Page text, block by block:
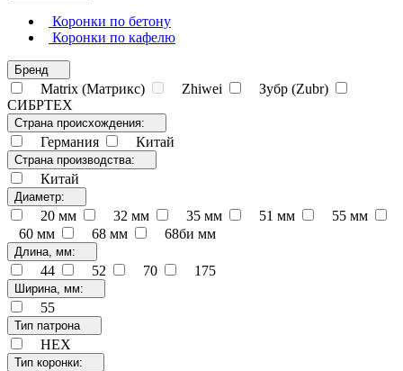
Коронки по бетону
Коронки по кафелю
Бренд
Matrix (Матрикс) Zhiwei
Зубр (Zubr)
СИБРТЕХ
Страна происхождения:
Германия Китай
Страна производства:
Китай
Диаметр:
20 мм 32 мм 35 мм 51 мм
55 мм
60 мм
68 мм 68би мм
Длина, мм:
44 52 70 175
Ширина, мм:
55
Тип патрона
НЕХ
Тип коронки: